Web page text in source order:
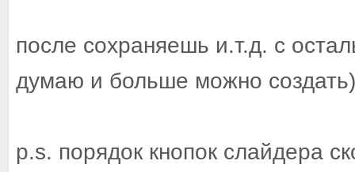
после сохраняешь и.т.д. с
думаю и больше можно создать)
p.s. порядок кнопок слайдера